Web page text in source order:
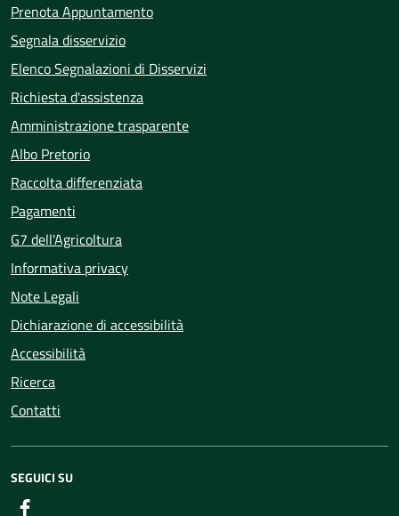
Prenota Appuntamento
Segnala disservizio
Elenco Segnalazioni di Disservizi
Richiesta d'assistenza
Amministrazione trasparente
Albo Pretorio
Raccolta differenziata
Pagamenti
G7 dell'Agricoltura
Informativa privacy
Note Legali
Dichiarazione di accessibilità
Accessibilità
Ricerca
Contatti
SEGUICI SU